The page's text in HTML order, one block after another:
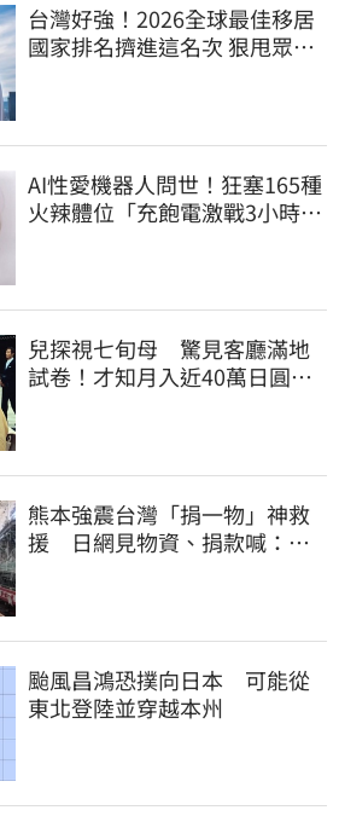
台灣好強！2026全球最佳移居
國家排名擠進這名次 狠甩眾多
AI性愛機器人問世！狂塞165種
火辣體位「充飽電激戰3小時」
兒探視七旬母 驚見客廳滿地
試卷！才知月入近40萬日圓
熊本強震台灣「捐一物」神救
援 日網見物資、捐款喊：給
颱風昌鴻恐撲向日本 可能從
東北登陸並穿越本州